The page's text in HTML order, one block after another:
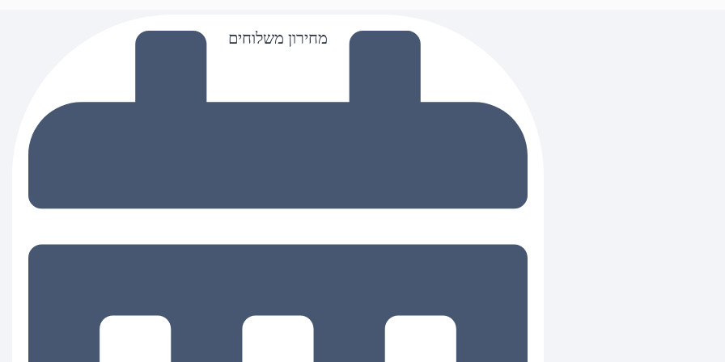
מחירון משלוחים